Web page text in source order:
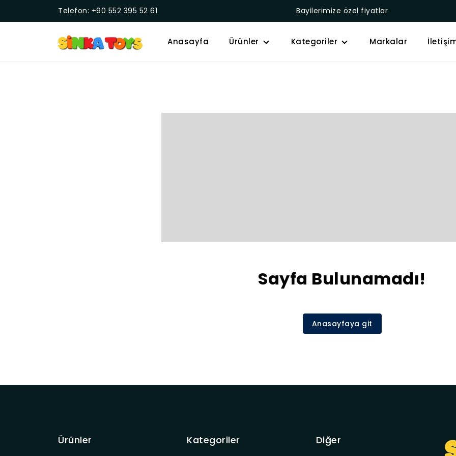
Telefon: +90 552 395 52 61 Bayilerimize özel fiyatlar
Anasayfa Ürünler Kategoriler Markalar
Sayfa Bulunamadı!
Anasayfaya git
Ürünler Kategoriler Diğer